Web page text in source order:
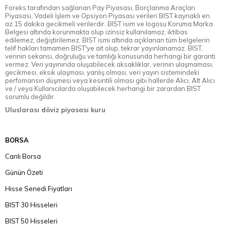
Foreks tarafından sağlanan Pay Piyasası, Borçlanma Araçları
Piyasası, Vadeli İşlem ve Opsiyon Piyasası verileri BIST kaynaklı en
az 15 dakika gecikmeli verilerdir. BIST isim ve logosu Koruma Marka
Belgesi altında korunmakta olup izinsiz kullanılamaz, iktibas
edilemez, değiştirilemez. BIST ismi altında açıklanan tüm belgelerin
telif hakları tamamen BIST'ye ait olup, tekrar yayınlanamaz. BIST,
verinin sekansı, doğruluğu ve tamlığı konusunda herhangi bir garanti
vermez. Veri yayınında oluşabilecek aksaklıklar, verinin ulaşmaması,
gecikmesi, eksik ulaşması, yanlış olması, veri yayın sistemindeki
perfomansın düşmesi veya kesintili olması gibi hallerde Alıcı, Alt Alıcı
ve / veya Kullanıcılarda oluşabilecek herhangi bir zarardan BIST
sorumlu değildir.
Uluslarası döviz piyasası kuru
BORSA
Canlı Borsa
Günün Özeti
Hisse Senedi Fiyatları
BIST 30 Hisseleri
BIST 50 Hisseleri